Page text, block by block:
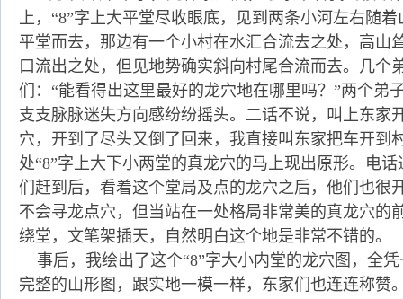
上，“8”字上大平堂尽收眼底，见到两条小河左右随
平堂而去，那边有一个小村在水汇合流去之处，高山
口流出之处，但见地势确实斜向村尾合流而去。几个
们：“能看得出这里最好的龙穴地在哪里吗？”两个弟
支支脉脉迷失方向感纷纷摇头。二话不说，叫上东家
穴，开到了尽头又倒了回来，我直接叫东家把车开到
处“8”字上大下小两堂的真龙穴的马上现出原形。电
们赶到后，看着这个堂局及点的龙穴之后，他们也很
不会寻龙点穴，但当站在一处格局非常美的真龙穴的
绕堂，文笔架插天，自然明白这个地是非常不错的。
事后，我绘出了这个“8”字大小内堂的龙穴图，全
完整的山形图，跟实地一模一样，东家们也连连称赞